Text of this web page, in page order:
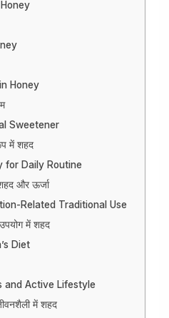
Honey
Sweetener
में शहद
for Daily Routine
और ऊर्जा
Related Traditional Use
में शहद
Diet
and Active Lifestyle
में शहद